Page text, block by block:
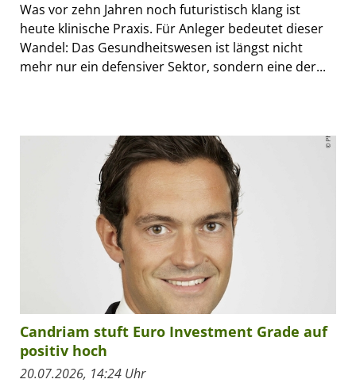
Was vor zehn Jahren noch futuristisch klang ist
heute klinische Praxis. Für Anleger bedeutet dieser
Wandel: Das Gesundheitswesen ist längst nicht
mehr nur ein defensiver Sektor, sondern eine der...
Candriam stuft Euro Investment Grade auf
positiv hoch
20.07.2026, 14:24 Uhr